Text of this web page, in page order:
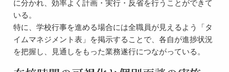
に分かれ、効率よく計画・実行・反省を行うことができて
いる。
特に、学校行事を進める場合には全職員が見えるよう「タ
イムマネジメント表」を掲示することで、各自が進捗状況
を把握し、見通しをもった業務遂行につながっている。